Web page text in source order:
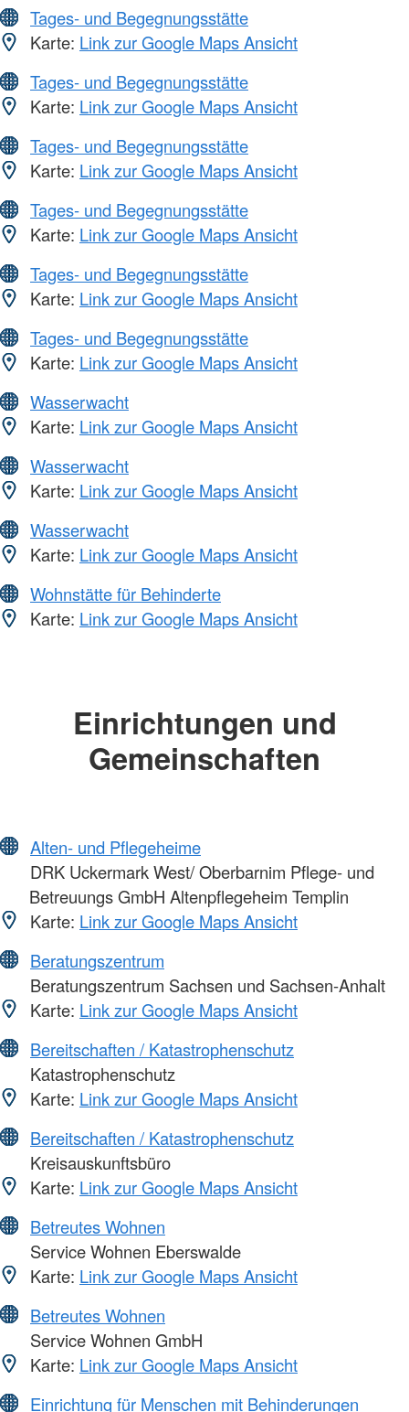
Tages- und Begegnungsstätte
Karte: Link zur Google Maps Ansicht
Tages- und Begegnungsstätte
Karte: Link zur Google Maps Ansicht
Tages- und Begegnungsstätte
Karte: Link zur Google Maps Ansicht
Tages- und Begegnungsstätte
Karte: Link zur Google Maps Ansicht
Tages- und Begegnungsstätte
Karte: Link zur Google Maps Ansicht
Tages- und Begegnungsstätte
Karte: Link zur Google Maps Ansicht
Wasserwacht
Karte: Link zur Google Maps Ansicht
Wasserwacht
Karte: Link zur Google Maps Ansicht
Wasserwacht
Karte: Link zur Google Maps Ansicht
Wohnstätte für Behinderte
Karte: Link zur Google Maps Ansicht
Einrichtungen und
Gemeinschaften
Alten- und Pflegeheime
DRK Uckermark West/ Oberbarnim Pflege- und
Betreuungs GmbH Altenpflegeheim Templin
Karte: Link zur Google Maps Ansicht
Beratungszentrum
Beratungszentrum Sachsen und Sachsen-Anhalt
Karte: Link zur Google Maps Ansicht
Bereitschaften / Katastrophenschutz
Katastrophenschutz
Karte: Link zur Google Maps Ansicht
Bereitschaften / Katastrophenschutz
Kreisauskunftsbüro
Karte: Link zur Google Maps Ansicht
Betreutes Wohnen
Service Wohnen Eberswalde
Karte: Link zur Google Maps Ansicht
Betreutes Wohnen
Service Wohnen GmbH
Karte: Link zur Google Maps Ansicht
Einrichtung für Menschen mit Behinderungen